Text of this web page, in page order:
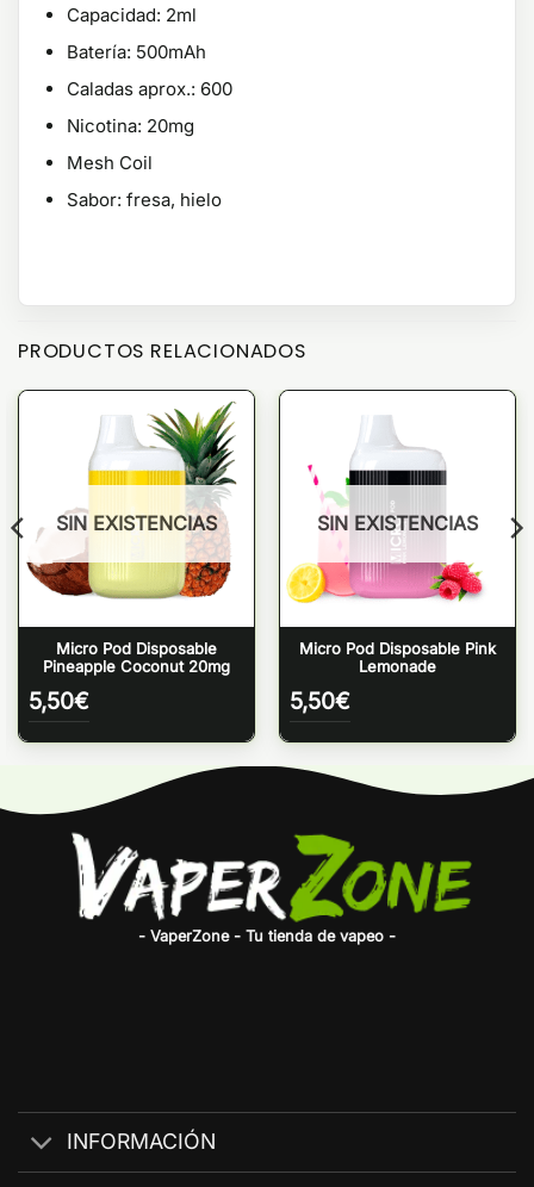
Capacidad: 2ml
Batería: 500mAh
Caladas aprox.: 600
Nicotina: 20mg
Mesh Coil
Sabor: fresa, hielo
PRODUCTOS RELACIONADOS
SIN EXISTENCIAS
Micro Pod Disposable
Pineapple Coconut 20mg
5,50€
SIN EXISTENCIAS
Micro Pod Disposable Pink
Lemonade
5,50€
- VaperZone - Tu tienda de vapeo -
INFORMACIÓN